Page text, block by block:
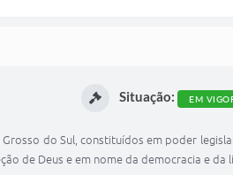
Situação: EM
do Sul, constituídos em poder
de Deus e em nome da democracia e da